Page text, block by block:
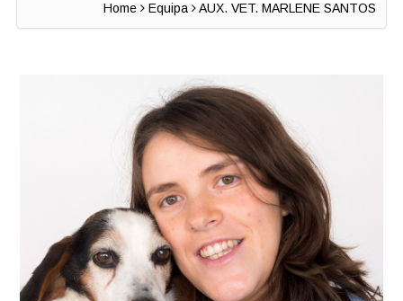
Home Equipa AUX. VET. MARLENE SANTOS